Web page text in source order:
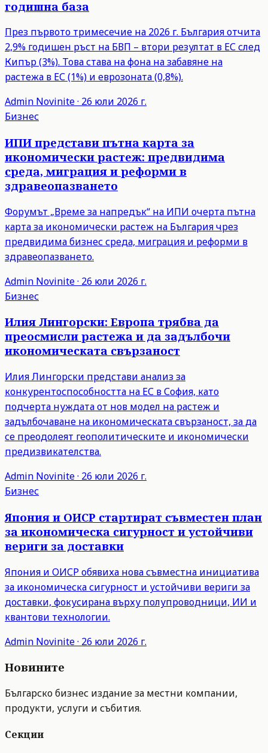
годишна база
През първото тримесечие на 2026 г. България отчита
2,9% годишен ръст на БВП – втори резултат в ЕС след
Кипър (3%). Това става на фона на забавяне на
растежа в ЕС (1%) и еврозоната (0,8%).
Admin Novinite· 26 юли 2026 г.
Бизнес
ИПИ представи пътна карта за
икономически растеж: предвидима
среда, миграция и реформи в
здравеопазването
Форумът „Време за напредък“ на ИПИ очерта пътна
карта за икономически растеж на България чрез
предвидима бизнес среда, миграция и реформи в
здравеопазването.
Admin Novinite· 26 юли 2026 г.
Бизнес
Илия Лингорски: Европа трябва да
преосмисли растежа и да задълбочи
икономическата свързаност
Илия Лингорски представи анализ за
конкурентоспособността на ЕС в София, като
подчерта нуждата от нов модел на растеж и
задълбочаване на икономическата свързаност, за да
се преодолеят геополитическите и икономически
предизвикателства.
Admin Novinite· 26 юли 2026 г.
Бизнес
Япония и ОИСР стартират съвместен план
за икономическа сигурност и устойчиви
вериги за доставки
Япония и ОИСР обявиха нова съвместна инициатива
за икономическа сигурност и устойчиви вериги за
доставки, фокусирана върху полупроводници, ИИ и
квантови технологии.
Admin Novinite· 26 юли 2026 г.
Новините
Българско бизнес издание за местни компании,
продукти, услуги и събития.
Секции